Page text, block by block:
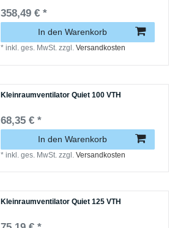
358,49 € *
In den Warenkorb
*inkl. ges. MwSt. zzgl.Versandkosten
Kleinraumventilator Quiet 100 VTH
68,35 € *
In den Warenkorb
*inkl. ges. MwSt. zzgl.Versandkosten
Kleinraumventilator Quiet 125 VTH